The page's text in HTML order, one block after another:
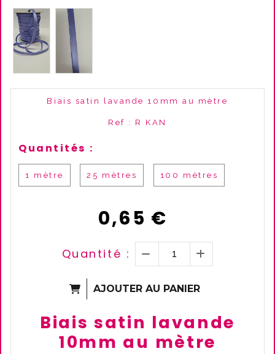
Biais satin lavande 10mm au mètre
Ref : R KAN
Quantités :
1 mètre 25 mètres 100 mètres
0,65 €
Quantité :
AJOUTER AU PANIER
Biais satin lavande
10mm au mètre